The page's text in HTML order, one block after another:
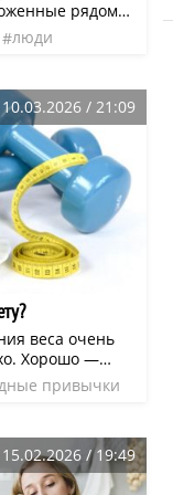
рядом
историю.
какой-
потому что
в игру
здесь
журналах — на
животных,
люди
10.03.2026 / 21:09
веса очень
Хорошо —
всегда
себя.
привычки
15.02.2026 / 19:49